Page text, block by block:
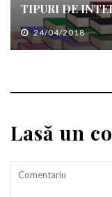
TIPURI DE
24/04/2018
Lasă un